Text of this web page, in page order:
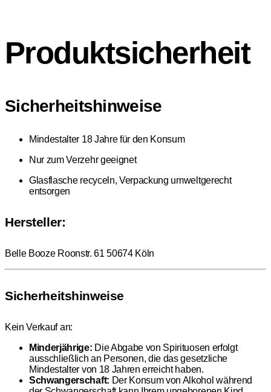
Produktsicherheit
Sicherheitshinweise
Mindestalter 18 Jahre für den Konsum
Nur zum Verzehr geeignet
Glasflasche recyceln, Verpackung umweltgerecht
entsorgen
Hersteller:
Belle Booze Roonstr. 61 50674 Köln
Sicherheitshinweise
Kein Verkauf an:
Minderjährige: Die Abgabe von Spirituosen erfolgt
ausschließlich an Personen, die das gesetzliche
Mindestalter von 18 Jahren erreicht haben.
Schwangerschaft: Der Konsum von Alkohol während